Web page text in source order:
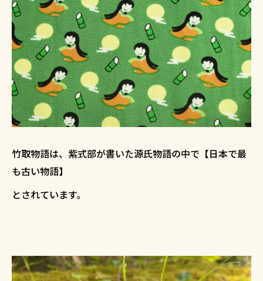
竹取物語は、紫式部が書いた源氏物語の中で【日本で最
も古い物語】
とされています。